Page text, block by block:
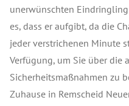
unerwünschten
es, dass er aufgibt, da die
jeder verstrichenen Minute
Verfügung, um Sie über die
Sicherheitsmaßnahmen zu
Zuhause in Remscheid